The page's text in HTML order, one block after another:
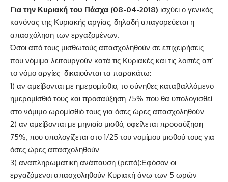
Για την Κυριακή του Πάσχα (08-04-2018) ισχύει ο γενικός
κανόνας της Κυριακής αργίας, δηλαδή απαγορεύεται η
απασχόληση των εργαζομένων.
Όσοι από τους μισθωτούς απασχοληθούν σε επιχειρήσεις
που νόμιμα λειτουργούν κατά τις Κυριακές και τις λοιπές απ’
το νόμο αργίες δικαιούνται τα παρακάτω:
1) αν αμείβονται με ημερομίσθιο, το σύνηθες καταβαλλόμενο
ημερομίσθιό τους και προσαύξηση 75% που θα υπολογισθεί
στο νόμιμο ωρομίσθιό τους για όσες ώρες απασχοληθούν
2) αν αμείβονται με μηνιαίο μισθό, οφείλεται προσαύξηση
75%, που υπολογίζεται στο 1/25 του νομίμου μισθού τους για
όσες ώρες απασχοληθούν
3) αναπληρωματική ανάπαυση (ρεπό):Εφόσον οι
εργαζόμενοι απασχοληθούν Κυριακή άνω των 5 ωρών